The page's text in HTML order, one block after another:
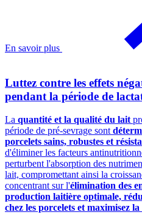
En savoir plus
Luttez contre les effets
pendant la période de
La quantité et la qualité du lait
période de pré-sevrage sont
porcelets sains, robustes et
d'éliminer les facteurs
perturbent l'absorption des
lait, compromettant ainsi la
concentrant sur l'élimination des
production laitière optimale,
chez les porcelets et maximisez